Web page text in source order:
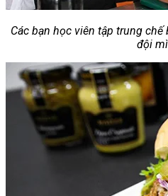
Các bạn học viên tập trung
đội